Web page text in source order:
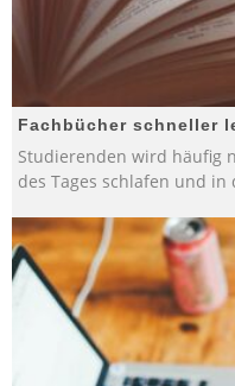
Fachbücher schneller
Studierenden wird häufig
des Tages schlafen und